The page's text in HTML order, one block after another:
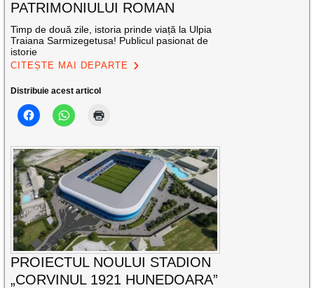
PATRIMONIULUI ROMAN
Timp de două zile, istoria prinde viață la Ulpia
Traiana Sarmizegetusa! Publicul pasionat de
istorie
CITEȘTE MAI DEPARTE
Distribuie acest articol
PROIECTUL NOULUI STADION
„CORVINUL 1921 HUNEDOARA”